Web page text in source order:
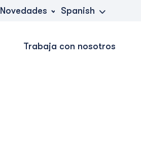
Novedades Spanish
Trabaja con nosotros